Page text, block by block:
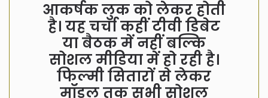
आकर्षक लुक को लेकर होती
है। यह चर्चा कहीं टीवी डिबेट
या बैठक में नहीं बल्कि
सोशल मीडिया में हो रही है।
फिल्मी सितारों से लेकर
मॉडल तक सभी सोशल